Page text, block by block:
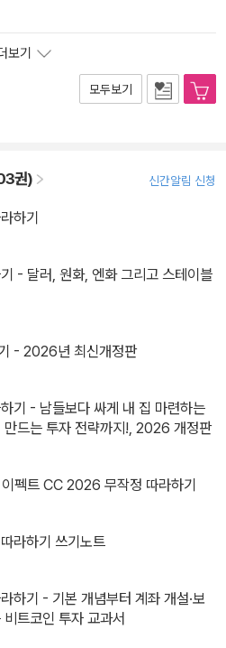
보기
모두보기
권) 신간알림 신청
하기
- 달러, 원화, 엔화 그리고 스테이블
- 2026년 최신개정판
기 - 남들보다 싸게 내 집 마련하는
만드는 투자 전략까지!, 2026 개정판
펙트 CC 2026 무작정 따라하기
라하기 쓰기노트
하기 - 기본 개념부터 계좌 개설·보
트코인 투자 교과서